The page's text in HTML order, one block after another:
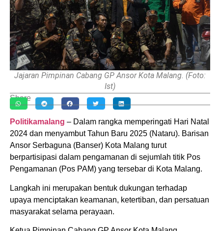
Jajaran Pimpinan Cabang GP Ansor Kota Malang. (Foto:
Ist)
Share
Politikamalang – Dalam rangka memperingati Hari Natal
2024 dan menyambut Tahun Baru 2025 (Nataru). Barisan
Ansor Serbaguna (Banser) Kota Malang turut
berpartisipasi dalam pengamanan di sejumlah titik Pos
Pengamanan (Pos PAM) yang tersebar di Kota Malang.
Langkah ini merupakan bentuk dukungan terhadap
upaya menciptakan keamanan, ketertiban, dan persatuan
masyarakat selama perayaan.